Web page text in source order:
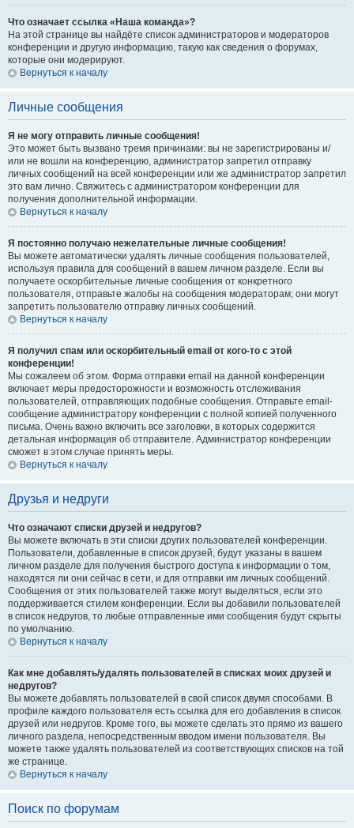
Что означает ссылка «Наша команда»?
На этой странице вы найдёте список администраторов и модераторов
конференции и другую информацию, такую как сведения о форумах,
которые они модерируют.
Вернуться к началу
Личные сообщения
Я не могу отправить личные сообщения!
Это может быть вызвано тремя причинами: вы не зарегистрированы и/
или не вошли на конференцию, администратор запретил отправку
личных сообщений на всей конференции или же администратор запретил
это вам лично. Свяжитесь с администратором конференции для
получения дополнительной информации.
Вернуться к началу
Я постоянно получаю нежелательные личные сообщения!
Вы можете автоматически удалять личные сообщения пользователей,
используя правила для сообщений в вашем личном разделе. Если вы
получаете оскорбительные личные сообщения от конкретного
пользователя, отправьте жалобы на сообщения модераторам; они могут
запретить пользователю отправку личных сообщений.
Вернуться к началу
Я получил спам или оскорбительный email от кого-то с этой
конференции!
Мы сожалеем об этом. Форма отправки email на данной конференции
включает меры предосторожности и возможность отслеживания
пользователей, отправляющих подобные сообщения. Отправьте email-
сообщение администратору конференции с полной копией полученного
письма. Очень важно включить все заголовки, в которых содержится
детальная информация об отправителе. Администратор конференции
сможет в этом случае принять меры.
Вернуться к началу
Друзья и недруги
Что означают списки друзей и недругов?
Вы можете включать в эти списки других пользователей конференции.
Пользователи, добавленные в список друзей, будут указаны в вашем
личном разделе для получения быстрого доступа к информации о том,
находятся ли они сейчас в сети, и для отправки им личных сообщений.
Сообщения от этих пользователей также могут выделяться, если это
поддерживается стилем конференции. Если вы добавили пользователей
в список недругов, то любые отправленные ими сообщения будут скрыты
по умолчанию.
Вернуться к началу
Как мне добавлять/удалять пользователей в списках моих друзей и
недругов?
Вы можете добавлять пользователей в свой список двумя способами. В
профиле каждого пользователя есть ссылка для его добавления в список
друзей или недругов. Кроме того, вы можете сделать это прямо из вашего
личного раздела, непосредственным вводом имени пользователя. Вы
можете также удалять пользователей из соответствующих списков на той
же странице.
Вернуться к началу
Поиск по форумам